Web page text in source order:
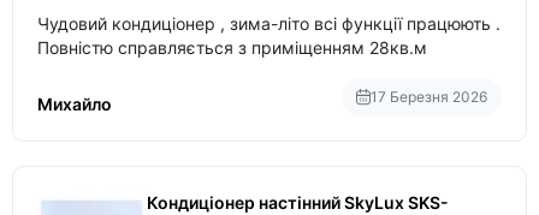
Чудовий кондиціонер , зима-літо всі функції працюють .
Повністю справляється з приміщенням 28кв.м
Михайло 17 Березня 2026
Кондиціонер настінний SkyLux SKS-